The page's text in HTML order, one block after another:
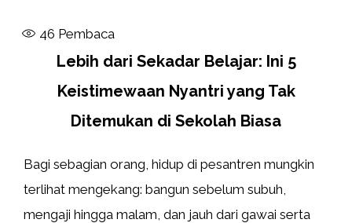
46 Pembaca
Lebih dari Sekadar Belajar: Ini 5
Keistimewaan Nyantri yang Tak
Ditemukan di Sekolah Biasa
Bagi sebagian orang, hidup di pesantren mungkin
terlihat mengekang: bangun sebelum subuh,
mengaji hingga malam, dan jauh dari gawai serta